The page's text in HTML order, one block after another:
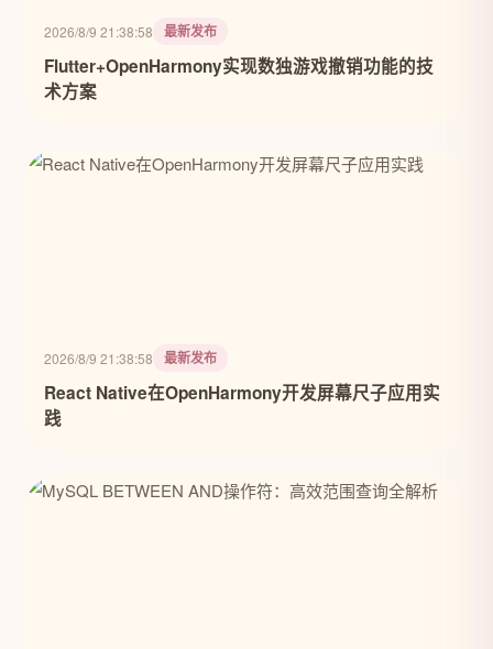
2026/8/9 21:38:58 最新发布
Flutter+OpenHarmony实现数独游戏撤销功能的技
术方案
2026/8/9 21:38:58 最新发布
React Native在OpenHarmony开发屏幕尺子应用实
践